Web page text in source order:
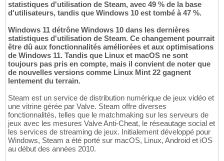
statistiques d'utilisation de Steam, avec 49 % de la base
d'utilisateurs, tandis que Windows 10 est tombé à 47 %.
Windows 11 détrône Windows 10 dans les dernières
statistiques d'utilisation de Steam. Ce changement pourrait
être dû aux fonctionnalités améliorées et aux optimisations
de Windows 11. Tandis que Linux et macOS ne sont
toujours pas pris en compte, mais il convient de noter que
de nouvelles versions comme Linux Mint 22 gagnent
lentement du terrain.
Steam est un service de distribution numérique de jeux vidéo et
une vitrine gérée par Valve. Steam offre diverses
fonctionnalités, telles que le matchmaking sur les serveurs de
jeux avec les mesures Valve Anti-Cheat, le réseautage social et
les services de streaming de jeux. Initialement développé pour
Windows, Steam a été porté sur macOS, Linux, Android et iOS
au début des années 2010.